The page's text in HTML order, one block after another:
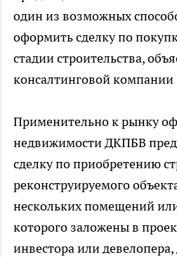
один из возможных
оформить сделку по
стадии строительства,
консалтинговой компании
Применительно к рынку
недвижимости ДКПБВ
сделку по приобретению
реконструируемого
нескольких помещений
которого заложены в
инвестора или